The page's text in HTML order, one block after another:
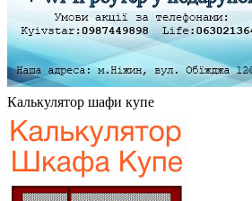
Калькулятор шафи купе